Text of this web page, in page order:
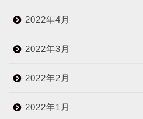
2022年4月
2022年3月
2022年2月
2022年1月